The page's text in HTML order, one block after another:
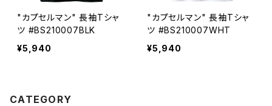
"カプセルマン" 長袖Tシャ
ツ #BS210007BLK
¥5,940
"カプセルマン" 長袖Tシャ
ツ #BS210007WHT
¥5,940
CATEGORY